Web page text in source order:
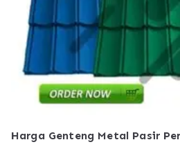
Harga Genteng Metal Pasir